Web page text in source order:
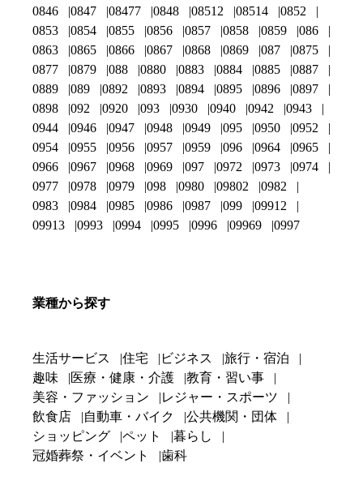
0846
0847 08477 0848 08512 08514
0852
0853
0854 0855 0856 0857 0858 0859
086
0863
0865 0866 0867 0868 0869 087
0875
0877
0879 088 0880 0883 0884 0885
0887
0889
089 0892 0893 0894 0895 0896
0897
0898
092 0920 093 0930 0940 0942
0943
0944
0946 0947 0948 0949 095 0950
0952
0954
0955 0956 0957 0959 096 0964
0965
0966
0967 0968 0969 097 0972 0973
0974
0977
0978 0979 098 0980 09802
0982
0983
0984 0985 0986 0987 099
09912
09913
0993 0994 0995 0996 09969 0997
業種から探す
生活サービス 住宅 ビジネス
旅行・宿泊
趣味
医療・健康・介護
教育・習い事
美容・ファッション
レジャー・スポーツ
飲食店
自動車・バイク
公共機関・団体
ショッピング
ペット
暮らし
冠婚葬祭・イベント
歯科